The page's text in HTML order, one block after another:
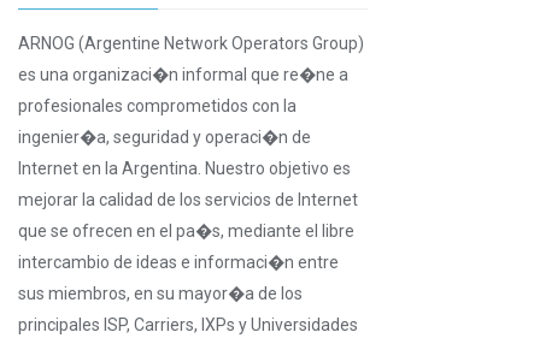
ARNOG (Argentine Network Operators Group)
es una organizaci�n informal que re�ne a
profesionales comprometidos con la
ingenier�a, seguridad y operaci�n de
Internet en la Argentina. Nuestro objetivo es
mejorar la calidad de los servicios de Internet
que se ofrecen en el pa�s, mediante el libre
intercambio de ideas e informaci�n entre
sus miembros, en su mayor�a de los
principales ISP, Carriers, IXPs y Universidades